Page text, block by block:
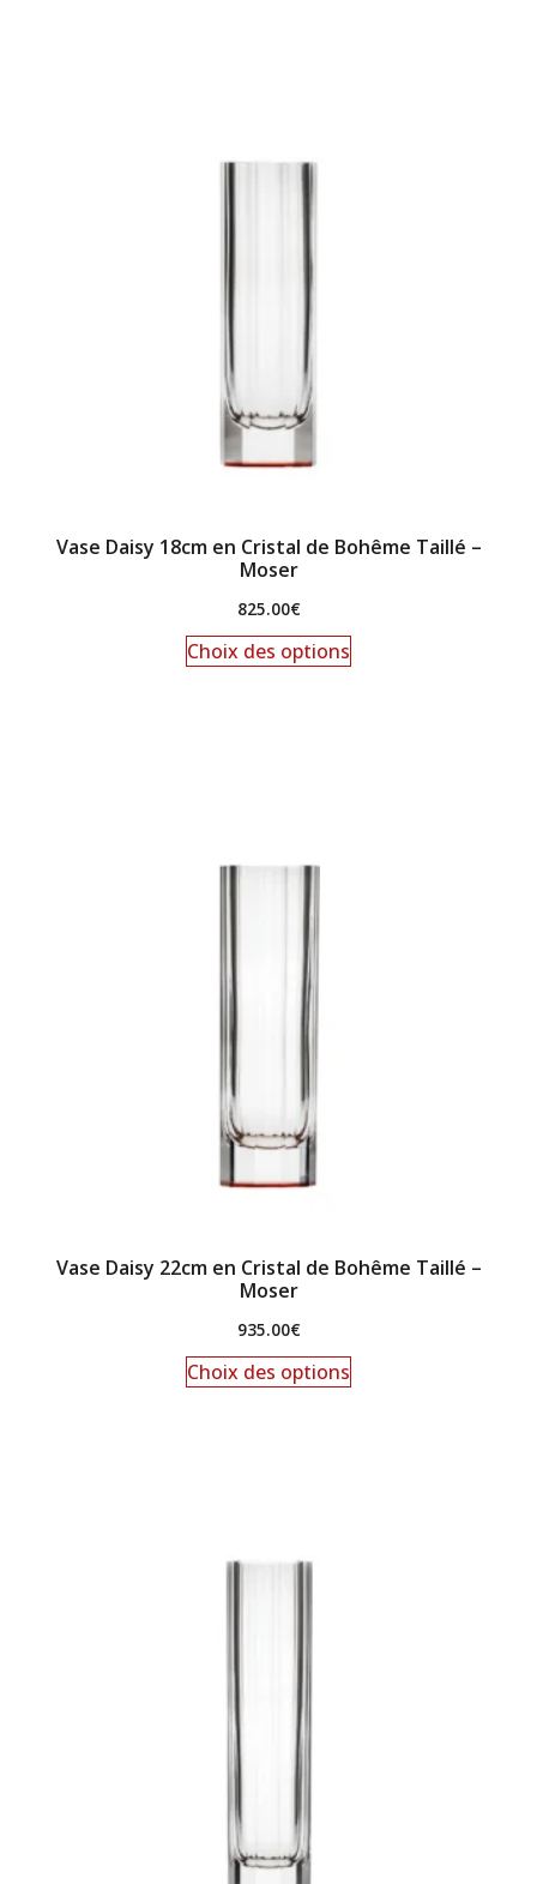
Vase Daisy 18cm en Cristal de Bohême Taillé –
Moser
825.00€
Choix des options
Vase Daisy 22cm en Cristal de Bohême Taillé –
Moser
935.00€
Choix des options